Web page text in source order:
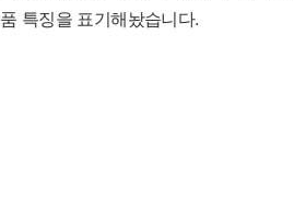
특징을 표기해놨습니다.